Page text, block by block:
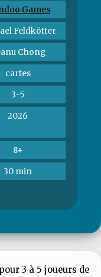
Games
Feldkötter
Chong
cartes
3-5
2026
8+
30 min
3 à 5 joueurs de